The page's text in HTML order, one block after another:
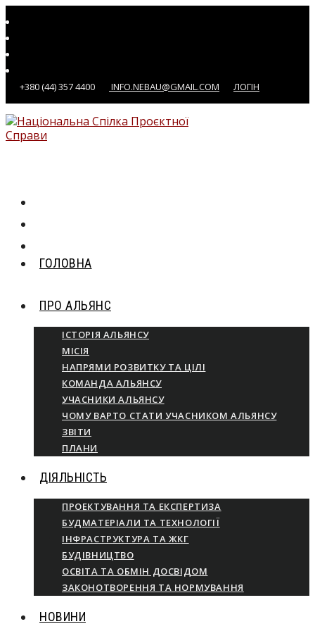
до
вмісту
+380 (44) 357 4400 INFO.NEBAU@GMAIL.COM ЛОГІН
ГОЛОВНА
ПРО АЛЬЯНС
ІСТОРІЯ АЛЬЯНСУ
МІСІЯ
НАПРЯМИ РОЗВИТКУ ТА ЦІЛІ
КОМАНДА АЛЬЯНСУ
УЧАСНИКИ АЛЬЯНСУ
ЧОМУ ВАРТО СТАТИ УЧАСНИКОМ АЛЬЯНСУ
ЗВІТИ
ПЛАНИ
ДІЯЛЬНІСТЬ
ПРОЕКТУВАННЯ ТА ЕКСПЕРТИЗА
БУДМАТЕРІАЛИ ТА ТЕХНОЛОГІЇ
ІНФРАСТРУКТУРА ТА ЖКГ
БУДІВНИЦТВО
ОСВІТА ТА ОБМІН ДОСВІДОМ
ЗАКОНОТВОРЕННЯ ТА НОРМУВАННЯ
НОВИНИ